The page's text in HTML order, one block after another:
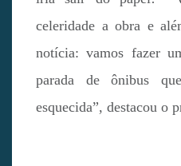
celeridade a obra e
notícia: vamos fazer
parada de ônibus
esquecida”, destacou o